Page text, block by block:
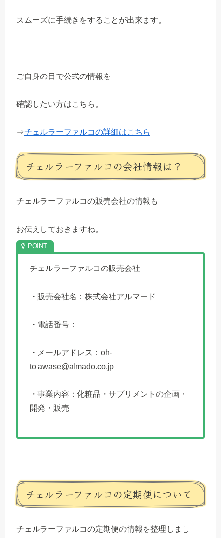
スムーズに手続きをすることが出来ます。
ご自身の目で公式の情報を
確認したい方はこちら。
⇒チェルラーファルコの詳細はこちら
チェルラーファルコの会社情報は？
チェルラーファルコの販売会社の情報も
お伝えしておきますね。
チェルラーファルコの販売会社
・販売会社名：株式会社アルマード
・電話番号：
・メールアドレス：oh-
toiawase@almado.co.jp
・事業内容：化粧品・サプリメントの企画・
開発・販売
チェルラーファルコの定期便について
チェルラーファルコの定期便の情報を整理しまし